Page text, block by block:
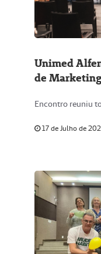
Unimed
de
Encontro reuniu
17 de Julho de